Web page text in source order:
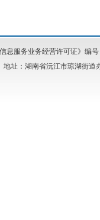
息服务业务经营许可证》编
地址：湖南省沅江市琼湖街